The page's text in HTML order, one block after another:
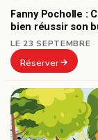
Fanny Pocholle :
bien réussir son
LE 23 SEPTEMBRE
Réserver